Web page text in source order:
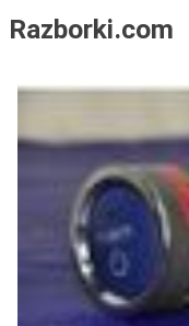
Razborki.com